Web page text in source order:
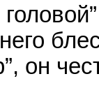
он